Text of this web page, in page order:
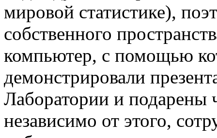
мировой статистике),
собственного
компьютер, с помощью
демонстрировали
Лаборатории и подарены
независимо от этого,